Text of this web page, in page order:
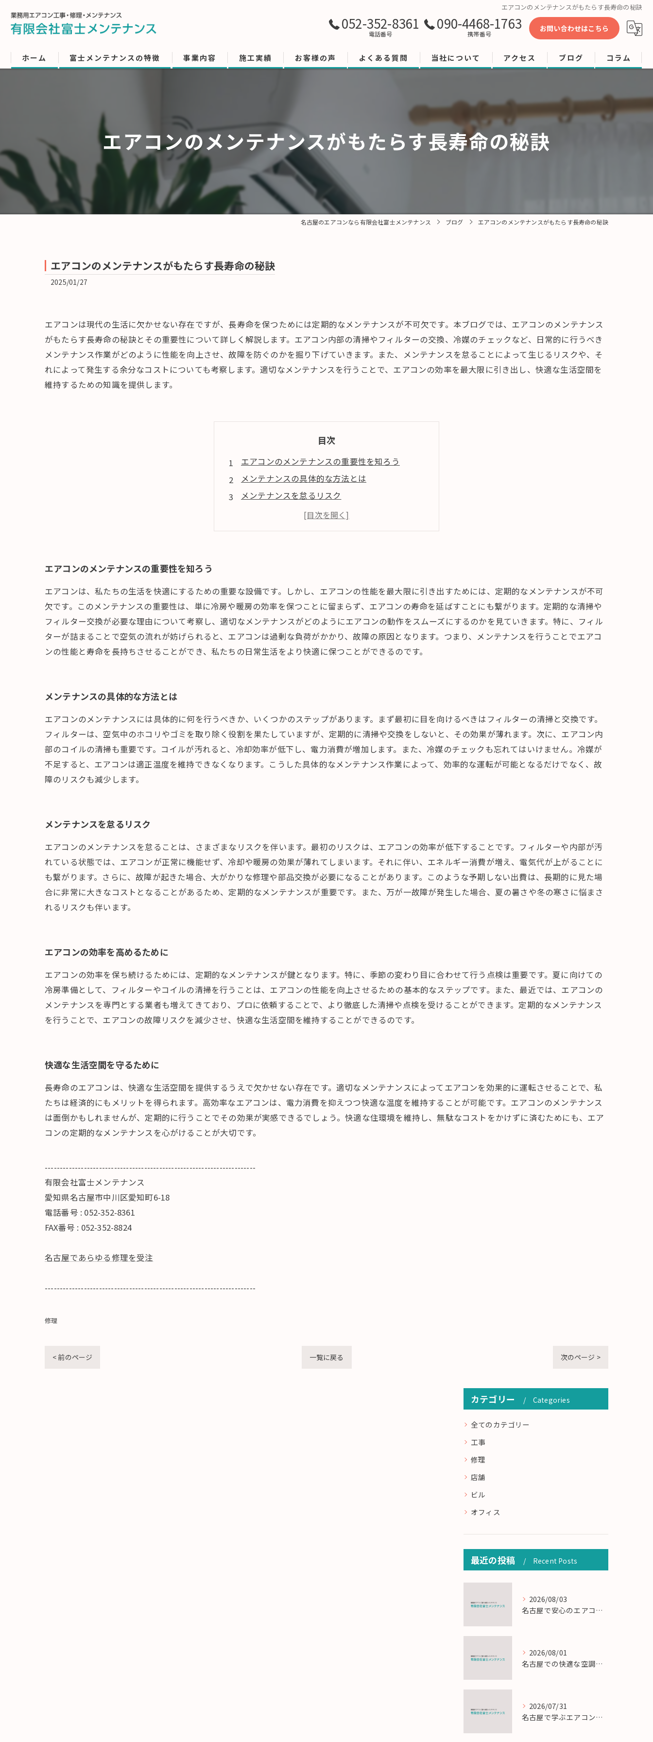
エアコンのメンテナンスがもたらす長寿命の秘訣
052-352-8361
電話番号
090-4468-1763
携帯番号
お問い合わせはこちら
ホーム 富士メンテナンスの特徴 事業内容 施工実績 お客様の声 よくある質問 当社について
店舗
アクセス ブログ コラム
エアコンのメンテナンスがもたらす長寿命の秘訣
名古屋のエアコンなら有限会社富士メンテナンス ブログ エアコンのメンテナンスがもたらす長寿命の秘訣
エアコンのメンテナンスがもたらす長寿命の秘訣
2025/01/27
エアコンは現代の生活に欠かせない存在ですが、長寿命を保つためには定期的なメンテナンスが不可欠です。本ブログでは、エアコンのメンテナンス
がもたらす長寿命の秘訣とその重要性について詳しく解説します。エアコン内部の清掃やフィルターの交換、冷媒のチェックなど、日常的に行うべき
メンテナンス作業がどのように性能を向上させ、故障を防ぐのかを掘り下げていきます。また、メンテナンスを怠ることによって生じるリスクや、そ
れによって発生する余分なコストについても考察します。適切なメンテナンスを行うことで、エアコンの効率を最大限に引き出し、快適な生活空間を
維持するための知識を提供します。
目次
エアコンのメンテナンスの重要性を知ろう
メンテナンスの具体的な方法とは
メンテナンスを怠るリスク
エアコンの効率を高めるために
快適な生活空間を守るために
エアコンのメンテナンスの重要性を知ろう
エアコンは、私たちの生活を快適にするための重要な設備です。しかし、エアコンの性能を最大限に引き出すためには、定期的なメンテナンスが不可
欠です。このメンテナンスの重要性は、単に冷房や暖房の効率を保つことに留まらず、エアコンの寿命を延ばすことにも繋がります。定期的な清掃や
フィルター交換が必要な理由について考察し、適切なメンテナンスがどのようにエアコンの動作をスムーズにするのかを見ていきます。特に、フィル
ターが詰まることで空気の流れが妨げられると、エアコンは過剰な負荷がかかり、故障の原因となります。つまり、メンテナンスを行うことでエアコ
ンの性能と寿命を長持ちさせることができ、私たちの日常生活をより快適に保つことができるのです。
メンテナンスの具体的な方法とは
エアコンのメンテナンスには具体的に何を行うべきか、いくつかのステップがあります。まず最初に目を向けるべきはフィルターの清掃と交換です。
フィルターは、空気中のホコリやゴミを取り除く役割を果たしていますが、定期的に清掃や交換をしないと、その効果が薄れます。次に、エアコン内
部のコイルの清掃も重要です。コイルが汚れると、冷却効率が低下し、電力消費が増加します。また、冷媒のチェックも忘れてはいけません。冷媒が
不足すると、エアコンは適正温度を維持できなくなります。こうした具体的なメンテナンス作業によって、効率的な運転が可能となるだけでなく、故
障のリスクも減少します。
メンテナンスを怠るリスク
エアコンのメンテナンスを怠ることは、さまざまなリスクを伴います。最初のリスクは、エアコンの効率が低下することです。フィルターや内部が汚
れている状態では、エアコンが正常に機能せず、冷却や暖房の効果が薄れてしまいます。それに伴い、エネルギー消費が増え、電気代が上がることに
も繋がります。さらに、故障が起きた場合、大がかりな修理や部品交換が必要になることがあります。このような予期しない出費は、長期的に見た場
合に非常に大きなコストとなることがあるため、定期的なメンテナンスが重要です。また、万が一故障が発生した場合、夏の暑さや冬の寒さに悩まさ
れるリスクも伴います。
エアコンの効率を高めるために
エアコンの効率を保ち続けるためには、定期的なメンテナンスが鍵となります。特に、季節の変わり目に合わせて行う点検は重要です。夏に向けての
冷房準備として、フィルターやコイルの清掃を行うことは、エアコンの性能を向上させるための基本的なステップです。また、最近では、エアコンの
メンテナンスを専門とする業者も増えてきており、プロに依頼することで、より徹底した清掃や点検を受けることができます。定期的なメンテナンス
を行うことで、エアコンの故障リスクを減少させ、快適な生活空間を維持することができるのです。
快適な生活空間を守るために
長寿命のエアコンは、快適な生活空間を提供するうえで欠かせない存在です。適切なメンテナンスによってエアコンを効果的に運転させることで、私
たちは経済的にもメリットを得られます。高効率なエアコンは、電力消費を抑えつつ快適な温度を維持することが可能です。エアコンのメンテナンス
は面倒かもしれませんが、定期的に行うことでその効果が実感できるでしょう。快適な住環境を維持し、無駄なコストをかけずに済むためにも、エア
コンの定期的なメンテナンスを心がけることが大切です。
----------------------------------------------------------------------
有限会社富士メンテナンス
愛知県名古屋市中川区愛知町6-18
電話番号 : 052-352-8361
FAX番号 : 052-352-8824
名古屋であらゆる修理を受注
----------------------------------------------------------------------
修理
< 前のページ 一覧に戻る 次のページ >
カテゴリー Categories
全てのカテゴリー
工事
修理
店舗
ビル
オフィス
最近の投稿 Recent Posts
2026/08/03
名古屋で安心のエアコン工事と定期メンテナンスの重要性
2026/08/01
名古屋での快適な空調を実現するエアコンサービスの技術
2026/07/31
名古屋で学ぶエアコン設置とメンテの匠の技